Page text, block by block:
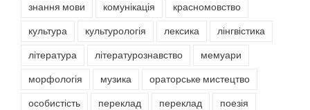
знання мови комунікація красномовство
культура культурологія лексика лінгвістика
література літературознавство мемуари
морфологія музика ораторське мистецтво
особистість переклад переклад поезія